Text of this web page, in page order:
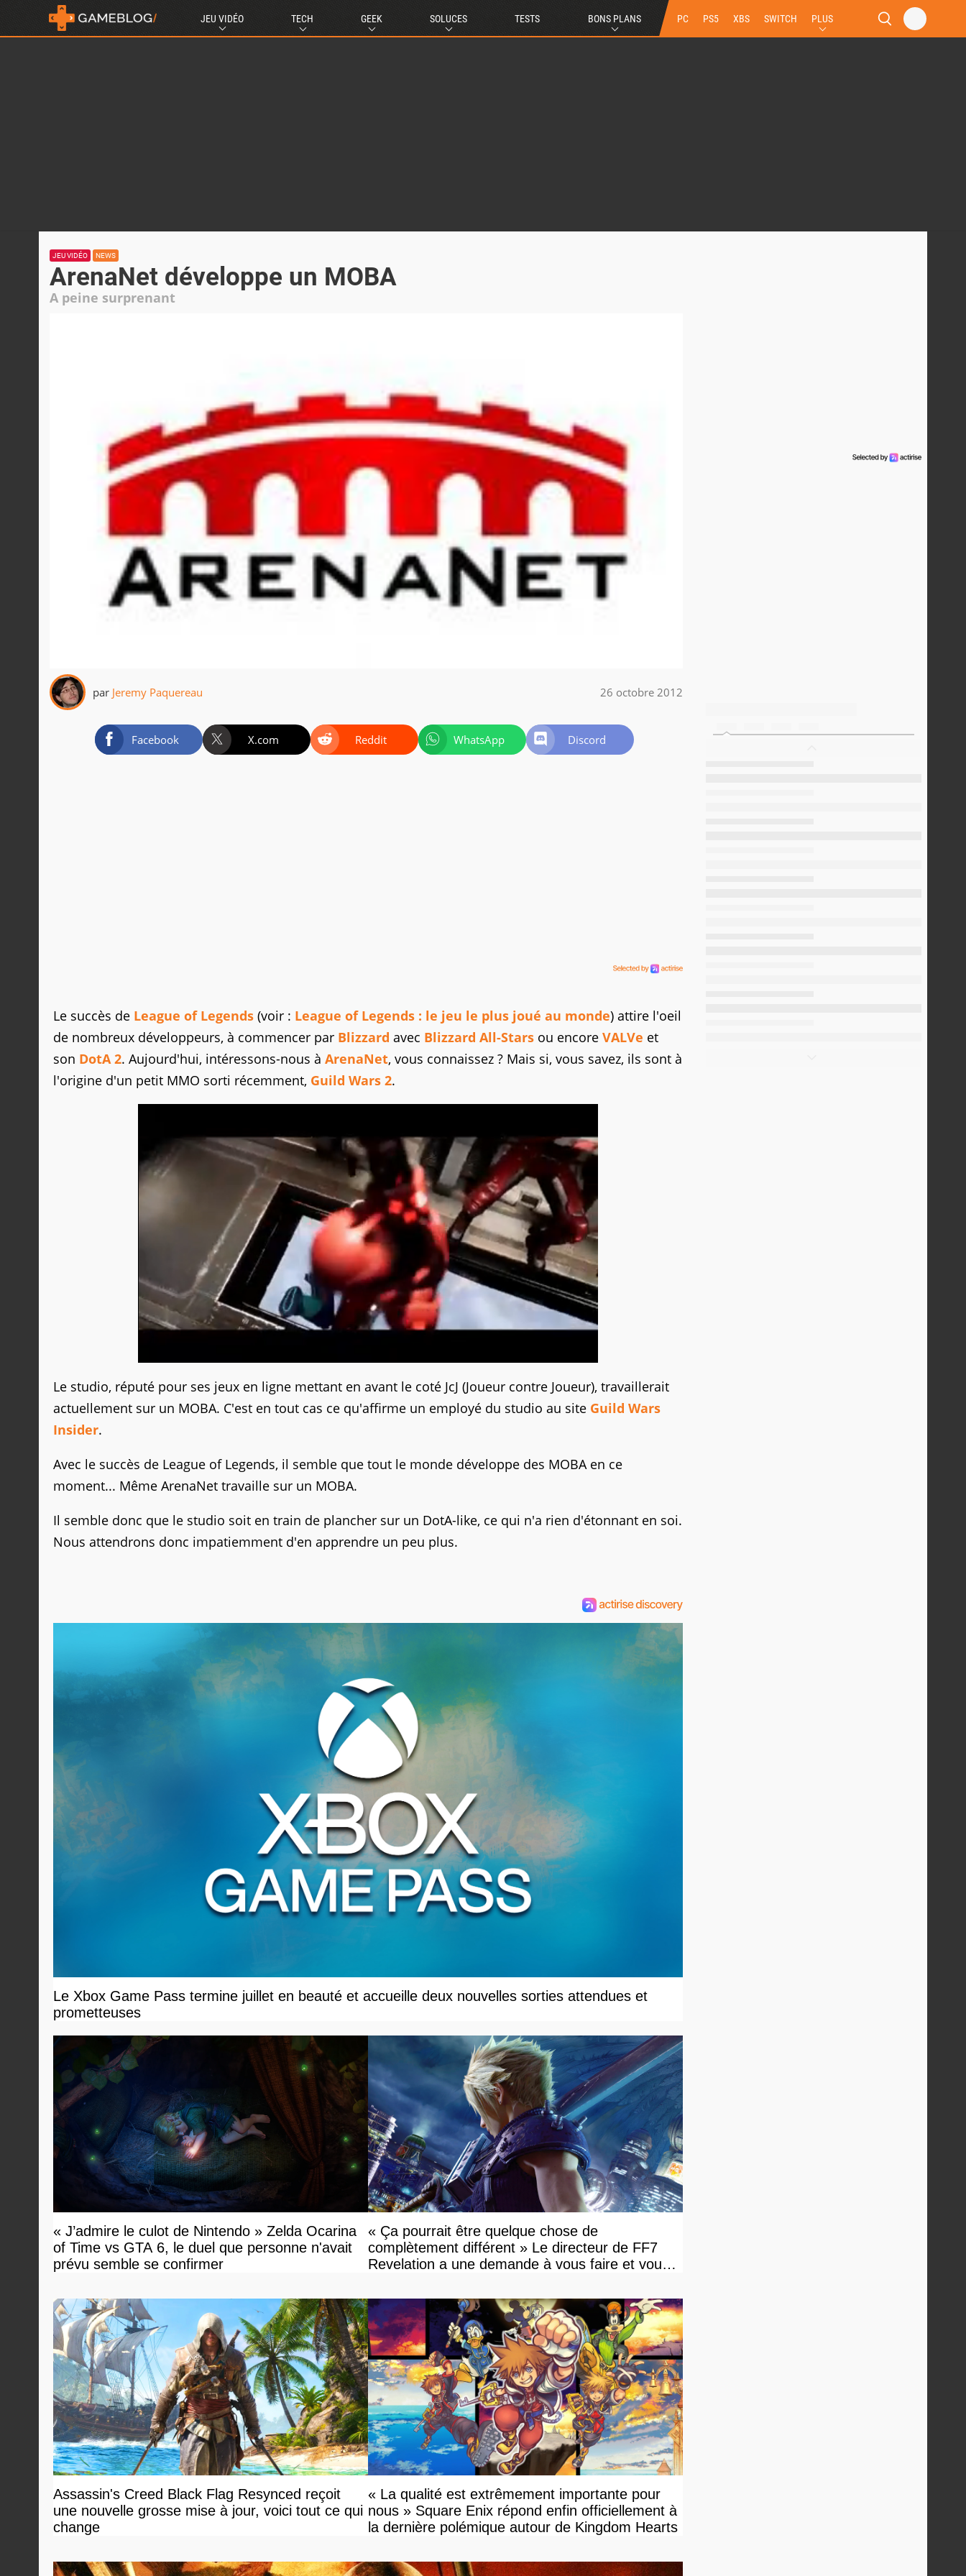
JEU VIDÉO TECH GEEK SOLUCES TESTS BONS PLANS PC PS5 XBS SWITCH PLUS
JEU VIDÉO NEWS
ArenaNet développe un MOBA
A peine surprenant
par Jeremy Paquereau 26 octobre 2012
Facebook X.com Reddit WhatsApp Discord
Le succès de League of Legends (voir : League of Legends : le jeu le plus joué au monde) attire l'oeil
de nombreux développeurs, à commencer par Blizzard avec Blizzard All-Stars ou encore VALVe et
son DotA 2. Aujourd'hui, intéressons-nous à ArenaNet, vous connaissez ? Mais si, vous savez, ils sont à
l'origine d'un petit MMO sorti récemment, Guild Wars 2.
Le studio, réputé pour ses jeux en ligne mettant en avant le coté JcJ (Joueur contre Joueur), travaillerait
actuellement sur un MOBA. C'est en tout cas ce qu'affirme un employé du studio au site Guild Wars
Insider.
Avec le succès de League of Legends, il semble que tout le monde développe des MOBA en ce
moment... Même ArenaNet travaille sur un MOBA.
Il semble donc que le studio soit en train de plancher sur un DotA-like, ce qui n'a rien d'étonnant en soi.
Nous attendrons donc impatiemment d'en apprendre un peu plus.
Le Xbox Game Pass termine juillet en beauté et accueille deux nouvelles sorties attendues et
prometteuses
« J’admire le culot de Nintendo » Zelda Ocarina
of Time vs GTA 6, le duel que personne n'avait
prévu semble se confirmer
« Ça pourrait être quelque chose de
complètement différent » Le directeur de FF7
Revelation a une demande à vous faire et vous
Assassin's Creed Black Flag Resynced reçoit
une nouvelle grosse mise à jour, voici tout ce qui
change
« La qualité est extrêmement importante pour
nous » Square Enix répond enfin officiellement à
la dernière polémique autour de Kingdom Hearts